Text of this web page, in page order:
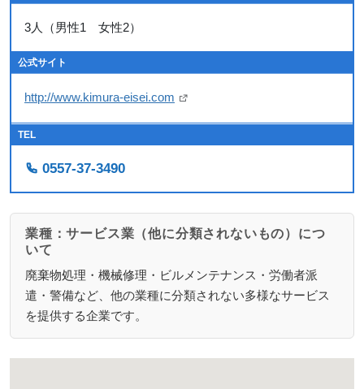
3人（男性1 女性2）
公式サイト
http://www.kimura-eisei.com
TEL
0557-37-3490
業種：サービス業（他に分類されないもの）につ
いて
廃棄物処理・機械修理・ビルメンテナンス・労働者派
遣・警備など、他の業種に分類されない多様なサービス
を提供する企業です。